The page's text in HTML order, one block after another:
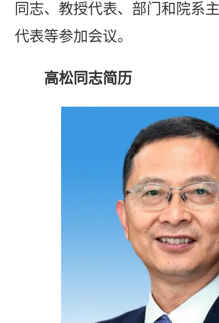
同志、教授代表、部门和院系
代表等参加会议。
高松同志简历